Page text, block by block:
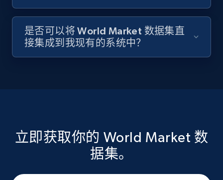
是否可以将 World Market 数据集直
接集成到我现有的系统中？
立即获取你的 World Market 数
据集。